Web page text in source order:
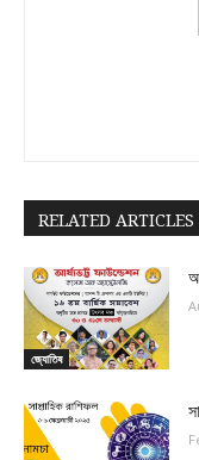
RELATED ARTICLES
জ্যোতিষ